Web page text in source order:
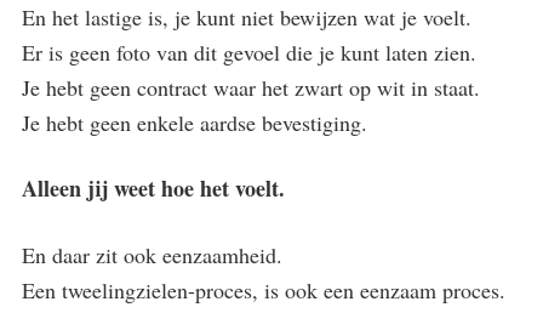
En het lastige is, je kunt niet bewijzen wat je voelt.
Er is geen foto van dit gevoel die je kunt laten zien.
Je hebt geen contract waar het zwart op wit in staat.
Je hebt geen enkele aardse bevestiging.
Alleen jij weet hoe het voelt.
En daar zit ook eenzaamheid.
Een tweelingzielen-proces, is ook een eenzaam proces.